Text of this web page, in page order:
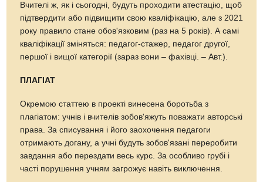
Вчителі ж, як і сьогодні, будуть проходити атестацію, щоб
підтвердити або підвищити свою кваліфікацію, але з 2021
року правило стане обов'язковим (раз на 5 років). А самі
кваліфікації зміняться: педагог-стажер, педагог другої,
першої і вищої категорії (зараз вони – фахівці. – Авт.).
ПЛАГІАТ
Окремою статтею в проекті винесена боротьба з
плагіатом: учнів і вчителів зобов'яжуть поважати авторські
права. За списування і його заохочення педагоги
отримають догану, а учні будуть зобов'язані переробити
завдання або перездати весь курс. За особливо грубі і
часті порушення учням загрожує навіть виключення.